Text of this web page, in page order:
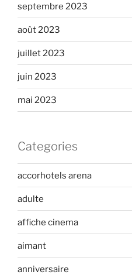
septembre 2023
août 2023
juillet 2023
juin 2023
mai 2023
Categories
accorhotels arena
adulte
affiche cinema
aimant
anniversaire